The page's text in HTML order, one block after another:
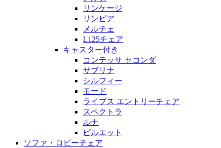
リンケージ
リンピア
メルチェ
L125チェア
キャスター付き
コンテッサ セコンダ
サブリナ
シルフィー
モード
ライブス エントリーチェア
スペクトラ
ルナ
ピルエット
ソファ・ロビーチェア